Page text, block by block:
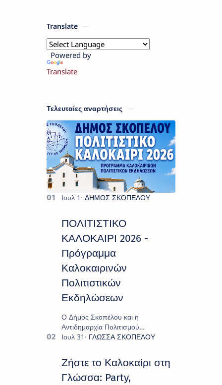
Translate
Powered by
Translate
Τελευταίες αναρτήσεις
ΠΟΛΙΤΙΣΤΙΚΟ
ΚΑΛΟΚΑΙΡΙ 2026 -
Πρόγραμμα
Καλοκαιρινών
Πολιτιστικών
Εκδηλώσεων
Ο Δήμος Σκοπέλου και η
Αντιδημαρχία Πολιτισμού
παρουσιάζουν το πρόγραμμα «
πλούσιο και πολυσυλλεκτικό
πρόγραμμα εκδ…
Ζήστε το Καλοκαίρι στη
Γλώσσα: Party,